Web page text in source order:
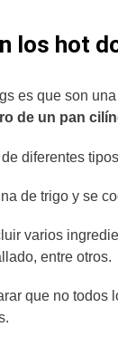
los hot
es que son
de un pan
diferentes
de trigo y se
varios
entre otros.
que no